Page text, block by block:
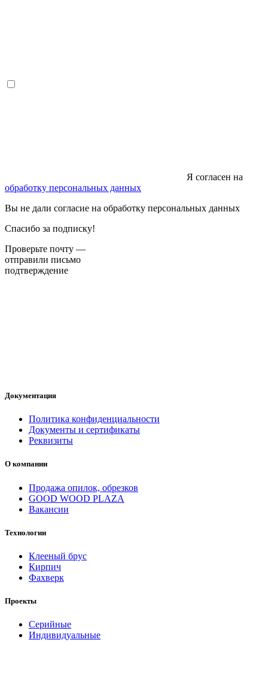
Я согласен на
обработку персональных данных
Вы не дали согласие на обработку персональных данных
Спасибо за подписку!
Проверьте почту —
отправили письмо
подтверждение
Документация
Политика конфиденциальности
Документы и сертификаты
Реквизиты
О компании
Продажа опилок, обрезков
GOOD WOOD PLAZA
Вакансии
Технологии
Клееный брус
Кирпич
Фахверк
Проекты
Серийные
Индивидуальные